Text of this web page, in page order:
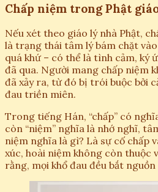
Chấp niệm trong Phật
Nếu xét theo giáo lý nhà Phật,
là trạng thái tâm lý bám chặt
quá khứ – có thể là tình cảm, ký
đã qua. Người mang chấp niệm
đã xảy ra, từ đó bị trói buộc bởi
đau triền miên.
Trong tiếng Hán, “chấp” có
còn “niệm” nghĩa là nhớ nghĩ,
niệm nghĩa là gì? Là sự cố chấp
xúc, hoài niệm không còn thuộc
rằng, mọi khổ đau đều bắt